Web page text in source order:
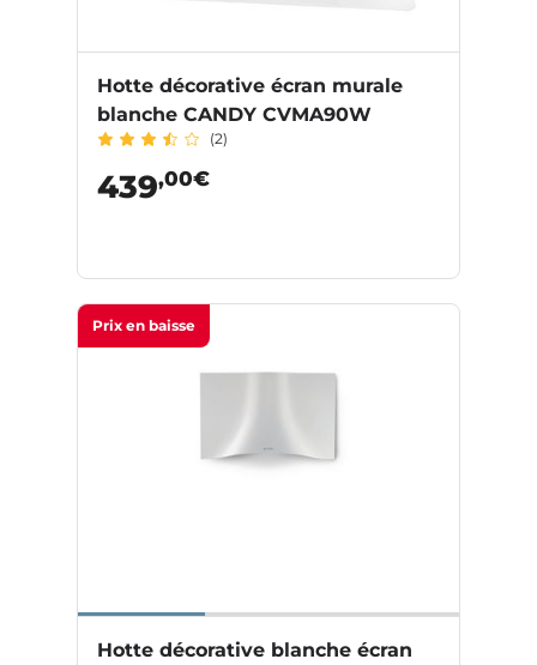
Hotte décorative écran murale
blanche CANDY CVMA90W
(2)
439,00€
Prix en baisse
Hotte décorative blanche écran